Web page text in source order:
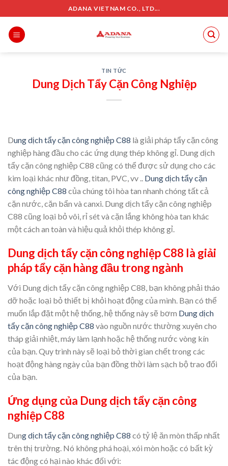
to
content
ADANA VIETNAM CO., LTD...
TIN TỨC
Dung Dịch Tẩy Cặn Công Nghiệp
Dung dịch tẩy cặn công nghiệp C88 là giải pháp tẩy cặn công
nghiệp hàng đầu cho các ứng dụng thép không gỉ. Dung dịch
tẩy cặn công nghiệp C88 cũng có thể được sử dụng cho các
kim loại khác như đồng, titan, PVC, vv .. Dung dịch tẩy cặn
công nghiệp C88 của chúng tôi hòa tan nhanh chóng tất cả
cặn nước, cặn bẩn và canxi. Dung dịch tẩy cặn công nghiệp
C88 cũng loại bỏ vôi, rỉ sét và cặn lắng không hòa tan khác
một cách an toàn và hiệu quả khỏi thép không gỉ.
Dung dịch tẩy cặn công nghiệp C88 là giải
pháp tẩy cặn hàng đầu trong ngành
Với Dung dịch tẩy cặn công nghiệp C88, bạn không phải tháo
dỡ hoặc loại bỏ thiết bị khỏi hoạt động của mình. Bạn có thể
muốn lắp đặt một hệ thống, hệ thống này sẽ bơm Dung dịch
tẩy cặn công nghiệp C88 vào nguồn nước thường xuyên cho
tháp giải nhiệt, máy làm lạnh hoặc hệ thống nước vòng kín
của bạn. Quy trình này sẽ loại bỏ thời gian chết trong các
hoạt động hàng ngày của bạn đồng thời làm sạch bộ trao đổi
của bạn.
Ứng dụng của Dung dịch tẩy cặn công
nghiệp C88
Dung dịch tẩy cặn công nghiệp C88 có tỷ lệ ăn mòn thấp nhất
trên thị trường. Nó không phá hoại, xói mòn hoặc có bất kỳ
tác động có hại nào khác đối với: